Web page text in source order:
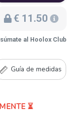
€ 11.50
súmate al Hoolox Club
Guía de medidas
⏳